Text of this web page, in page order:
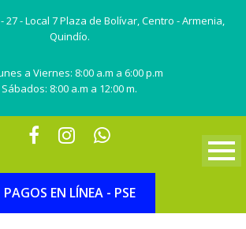
27 - Local 7 Plaza de Bolívar, Centro - Armenia,
Quindío.
a Viernes: 8:00 a.m a 6:00 p.m
Sábados: 8:00 a.m a 12:00 m.
PAGOS EN LÍNEA - PSE